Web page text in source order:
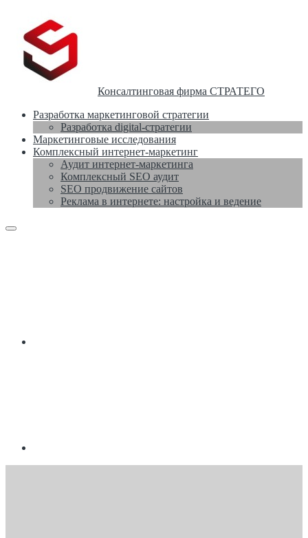
Консалтинговая фирма СТРАТЕГО
Разработка маркетинговой стратегии
Разработка digital-стратегии
Маркетинговые исследования
Комплексный интернет-маркетинг
Аудит интернет-маркетинга
Комплексный SEO аудит
SEO продвижение сайтов
Реклама в интернете: настройка и ведение